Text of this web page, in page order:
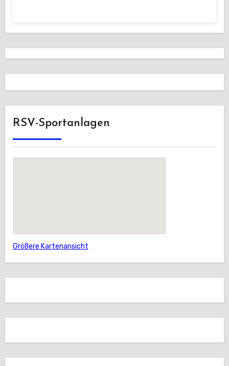
RSV-Sportanlagen
Größere Kartenansicht